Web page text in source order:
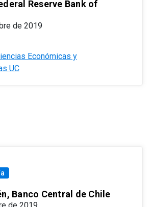
Reserve Bank of
de 2019
Económicas y
UC
Banco Central de Chile